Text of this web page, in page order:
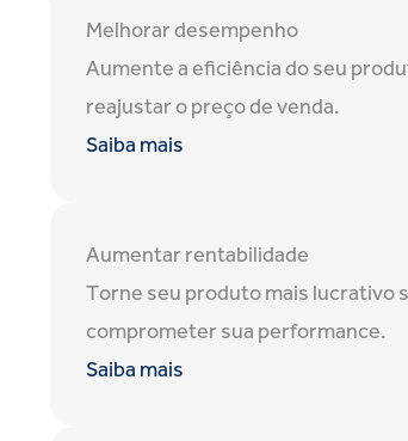
Melhorar desempenho
Aumente a eficiência do seu
reajustar o preço de venda.
Saiba mais
Aumentar rentabilidade
Torne seu produto mais lucrativo
comprometer sua performance.
Saiba mais